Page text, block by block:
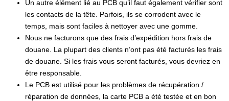
Un autre élément lié au PCB qu’il faut également vérifier sont
les contacts de la tête. Parfois, ils se corrodent avec le
temps, mais sont faciles à nettoyer avec une gomme.
Nous ne facturons que des frais d’expédition hors frais de
douane. La plupart des clients n’ont pas été facturés les frais
de douane. Si les frais vous seront facturés, vous devriez en
être responsable.
Le PCB est utilisé pour les problèmes de récupération /
réparation de données, la carte PCB a été testée et en bon